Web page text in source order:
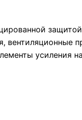
усиления